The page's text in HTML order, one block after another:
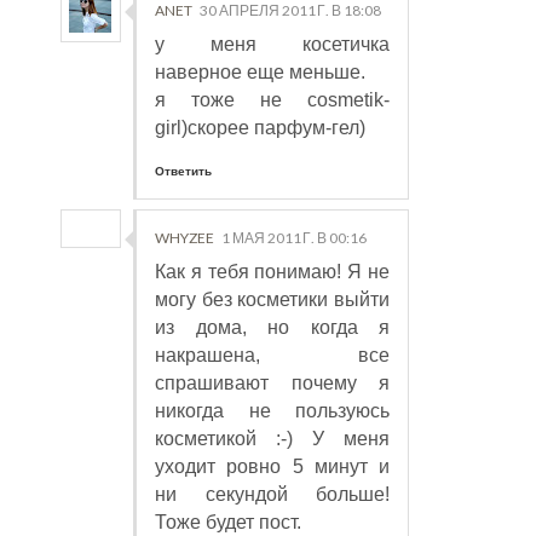
ANET 30 АПРЕЛЯ 2011 Г. В 18:08
у меня косетичка
наверное еще меньше.
я тоже не cosmetik-
girl)скорее парфум-гел)
Ответить
WHYZEE 1 МАЯ 2011 Г. В 00:16
Как я тебя понимаю! Я не
могу без косметики выйти
из дома, но когда я
накрашена, все
спрашивают почему я
никогда не пользуюсь
косметикой :-) У меня
уходит ровно 5 минут и
ни секундой больше!
Тоже будет пост.